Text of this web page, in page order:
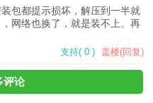
包都提示损坏，解压到一半就
网络也换了，就是装不上。再
支持( 0 ) 盖楼(回复)
评论